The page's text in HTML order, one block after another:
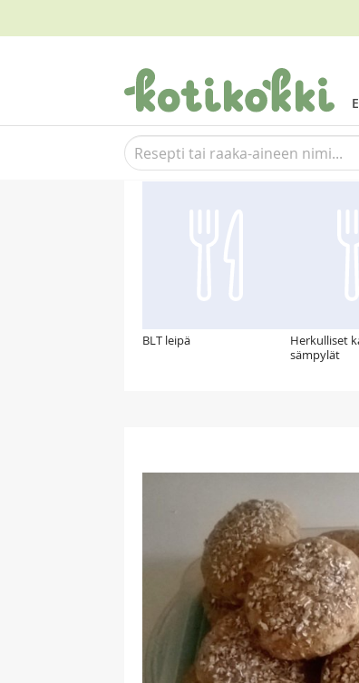
Suosittelemme myös
BLT leipä
Herkulliset
sämpylät